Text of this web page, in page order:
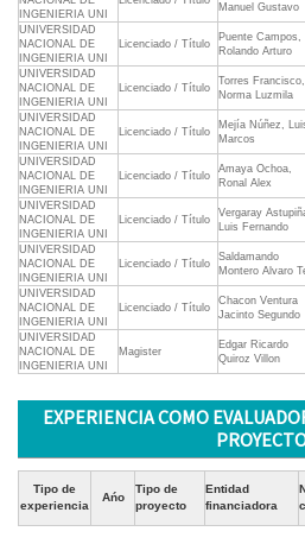
INGENIERIA UNI
Manuel Gustavo
UNIVERSIDAD
NACIONAL DE
INGENIERIA UNI
Licenciado / Título
Puente Campos,
Rolando Arturo
UNIVERSIDAD
NACIONAL DE
INGENIERIA UNI
Licenciado / Título
Torres Francisco,
Norma Luzmila
UNIVERSIDAD
NACIONAL DE
INGENIERIA UNI
Licenciado / Título
Mejía Núñez,
Marcos
UNIVERSIDAD
NACIONAL DE
INGENIERIA UNI
Licenciado / Título
Amaya Ochoa,
Ronal Alex
UNIVERSIDAD
NACIONAL DE
INGENIERIA UNI
Licenciado / Título
Vergaray
Luis Fernando
UNIVERSIDAD
NACIONAL DE
INGENIERIA UNI
Licenciado / Título
Saldamando
Montero Alvaro
UNIVERSIDAD
NACIONAL DE
INGENIERIA UNI
Licenciado / Título
Chacon Ventura
Jacinto Segundo
UNIVERSIDAD
NACIONAL DE
INGENIERIA UNI
Magister
Edgar Ricardo
Quiroz Villon
EXPERIENCIA COMO
Tipo de
experiencia
Ańo
Tipo de
proyecto
Entidad
financiadora